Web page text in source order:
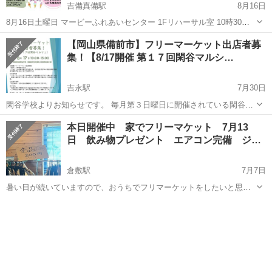
吉備真備駅
8月16日
8月16日土曜日 マービーふれあいセンター 1Fリハーサル室 10時30
分〜14時30分 とくとくバザーを開催します🎶 大人レディース服、メ
ンズ服、子供服、雑貨など、オトクな価格で出品します🛒 ‼️服の山積
み詰め放題あり...
岡山 倉敷市 吉備真備駅 フリーマーケット バザー
【岡山県備前市】フリーマーケット出店者募
集！【8/17開催 第１７回閑谷マルシ…
吉永駅
7月30日
閑谷学校よりお知らせです。 毎月第３日曜日に開催されている閑谷マ
ルシェですが、次回８月１７日に行われる第１７回閑谷マルシェにお
いてフリーマーケットスペースを設けて出店者を募集いたします！ 歴
史ある閑谷で行われるマルシェの...
岡山 備前市 吉永駅 フリーマーケット マルシェ
本日開催中 家でフリーマケット 7月13
日 飲み物プレゼント エアコン完備 ジ…
倉敷駅
7月7日
暑い日が続いていますので、おうちでフリマーケットをしたいと思い